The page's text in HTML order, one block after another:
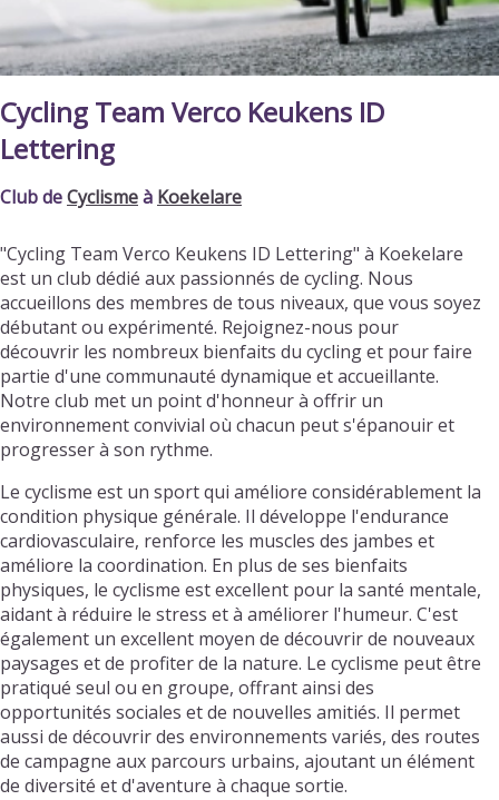
Cycling Team Verco Keukens ID
Lettering
Club deCyclismeà Koekelare
"Cycling Team Verco Keukens ID Lettering" à Koekelare
est un club dédié aux passionnés de cycling. Nous
accueillons des membres de tous niveaux, que vous soyez
débutant ou expérimenté. Rejoignez-nous pour
découvrir les nombreux bienfaits du cycling et pour faire
partie d'une communauté dynamique et accueillante.
Notre club met un point d'honneur à offrir un
environnement convivial où chacun peut s'épanouir et
progresser à son rythme.
Le cyclisme est un sport qui améliore considérablement la
condition physique générale. Il développe l'endurance
cardiovasculaire, renforce les muscles des jambes et
améliore la coordination. En plus de ses bienfaits
physiques, le cyclisme est excellent pour la santé mentale,
aidant à réduire le stress et à améliorer l'humeur. C'est
également un excellent moyen de découvrir de nouveaux
paysages et de profiter de la nature. Le cyclisme peut être
pratiqué seul ou en groupe, offrant ainsi des
opportunités sociales et de nouvelles amitiés. Il permet
aussi de découvrir des environnements variés, des routes
de campagne aux parcours urbains, ajoutant un élément
de diversité et d'aventure à chaque sortie.